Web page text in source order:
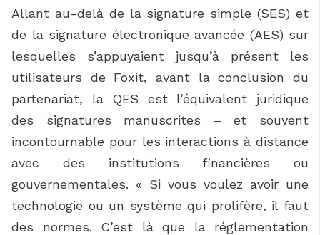
Allant au-delà de la signature simple (SES) et
de la signature électronique avancée (AES) sur
lesquelles s’appuyaient jusqu’à présent les
utilisateurs de Foxit, avant la conclusion du
partenariat, la QES est l’équivalent juridique
des signatures manuscrites – et souvent
incontournable pour les interactions à distance
avec des institutions financières ou
gouvernementales. « Si vous voulez avoir une
technologie ou un système qui prolifère, il faut
des normes. C’est là que la réglementation